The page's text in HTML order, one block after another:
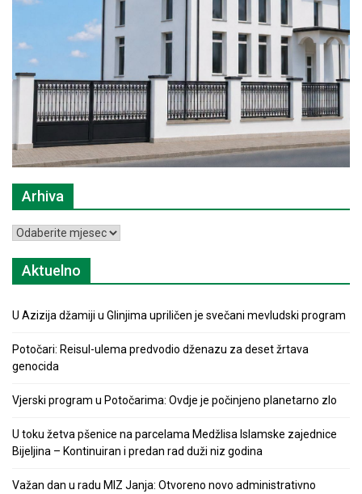
Arhiva
Arhiva
Aktuelno
U Azizija džamiji u Glinjima upriličen je svečani mevludski program
Potočari: Reisul-ulema predvodio dženazu za deset žrtava
genocida
Vjerski program u Potočarima: Ovdje je počinjeno planetarno zlo
U toku žetva pšenice na parcelama Medžlisa Islamske zajednice
Bijeljina – Kontinuiran i predan rad duži niz godina
Važan dan u radu MIZ Janja: Otvoreno novo administrativno